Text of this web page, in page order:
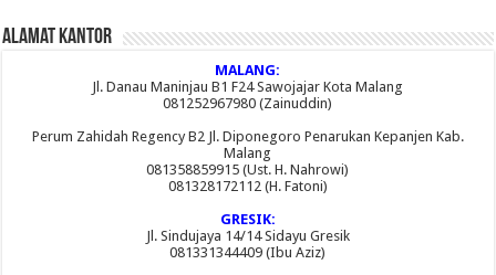
Alamat Kantor
MALANG:
Jl. Danau Maninjau B1 F24 Sawojajar Kota Malang
081252967980 (Zainuddin)
Perum Zahidah Regency B2 Jl. Diponegoro Penarukan Kepanjen Kab.
Malang
081358859915 (Ust. H. Nahrowi)
081328172112 (H. Fatoni)
GRESIK:
Jl. Sindujaya 14/14 Sidayu Gresik
081331344409 (Ibu Aziz)